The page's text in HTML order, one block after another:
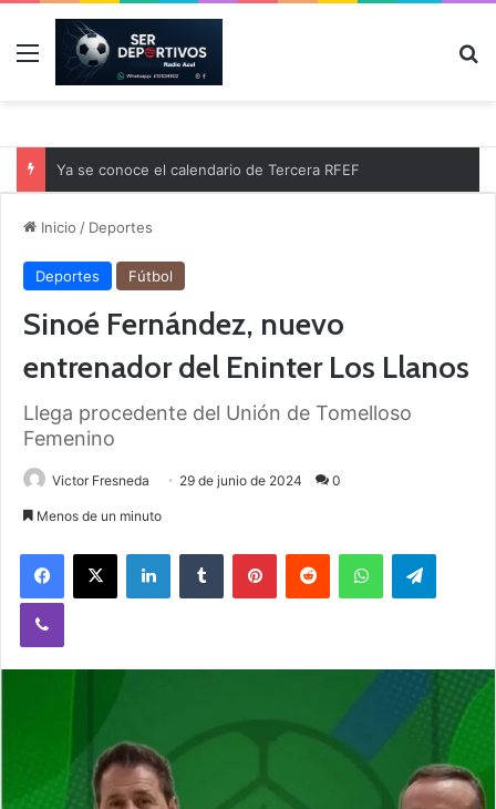
Menú
Ya se conoce el calendario de Tercera RFEF
Inicio / Deportes
Deportes Fútbol
Sinoé Fernández, nuevo
entrenador del Eninter Los Llanos
Llega procedente del Unión de Tomelloso
Femenino
Victor Fresneda 29 de junio de 2024 0
Menos de un minuto